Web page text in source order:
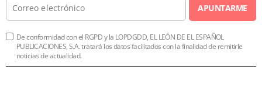
APUNTARME
De conformidad con el RGPD y la LOPDGDD, EL LEÓN DE EL ESPAÑOL
PUBLICACIONES, S.A. tratará los datos facilitados con la finalidad de remitirle
noticias de actualidad.